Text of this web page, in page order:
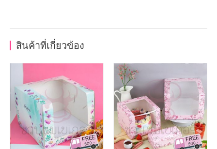
สินค้าที่เกี่ยวข้อง